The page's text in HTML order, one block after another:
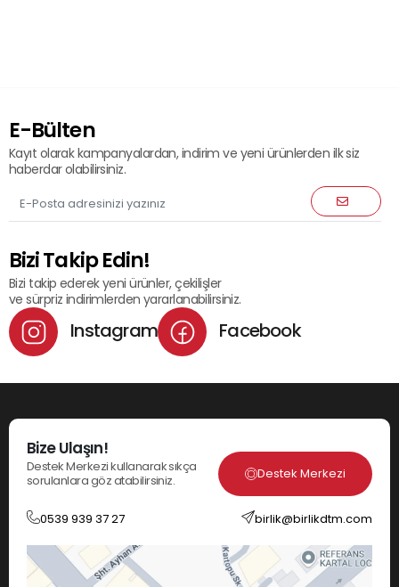
E-Bülten
Kayıt olarak kampanyalardan, indirim ve yeni ürünlerden ilk siz
haberdar olabilirsiniz.
Bizi Takip Edin!
Bizi takip ederek yeni ürünler, çekilişler
ve sürpriz indirimlerden yararlanabilirsiniz.
Instagram Facebook
Bize Ulaşın!
Destek Merkezi kullanarak sıkça
sorulanlara göz atabilirsiniz.
Destek Merkezi
0539 939 37 27 birlik@birlikdtm.com